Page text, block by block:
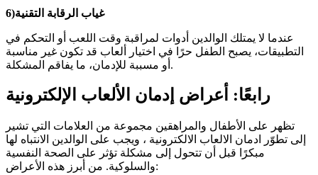
6)غياب الرقابة التقنية
عندما لا يمتلك الوالدين أدوات لمراقبة وقت اللعب أو التحكم في
التطبيقات، يصبح الطفل حرًا في اختيار ألعاب قد تكون غير مناسبة
أو مسببة للإدمان، ما يفاقم المشكلة.
رابعًا: أعراض إدمان الألعاب الإلكترونية
تظهر على الأطفال والمراهقين مجموعة من العلامات التي تشير
إلى تطوّر ادمان الالعاب الالكترونية ، ويجب على الوالدين الانتباه لها
مبكرًا قبل أن تتحول إلى مشكلة تؤثر على الصحة النفسية
والسلوكية. من أبرز هذه الأعراض: